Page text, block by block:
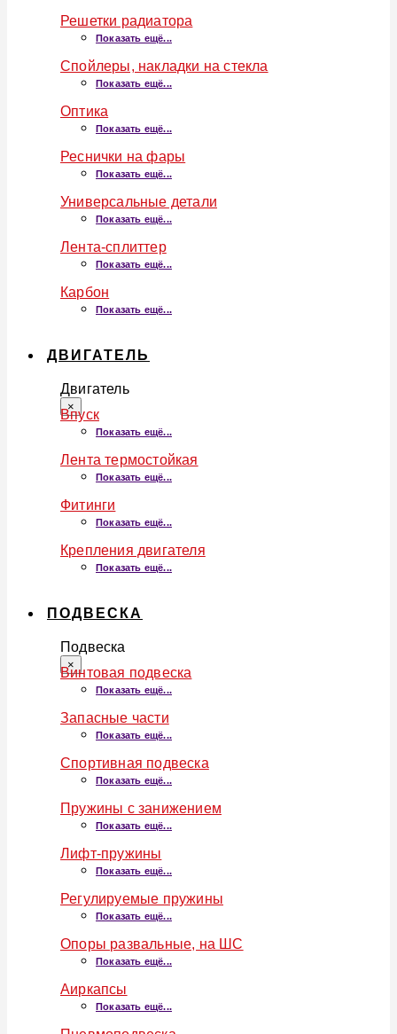
Решетки радиатора
Показать ещё...
Спойлеры, накладки на стекла
Показать ещё...
Оптика
Показать ещё...
Реснички на фары
Показать ещё...
Универсальные детали
Показать ещё...
Лента-сплиттер
Показать ещё...
Карбон
Показать ещё...
ДВИГАТЕЛЬ
Двигатель
×
Впуск
Показать ещё...
Лента термостойкая
Показать ещё...
Фитинги
Показать ещё...
Крепления двигателя
Показать ещё...
ПОДВЕСКА
Подвеска
×
Винтовая подвеска
Показать ещё...
Запасные части
Показать ещё...
Спортивная подвеска
Показать ещё...
Пружины с занижением
Показать ещё...
Лифт-пружины
Показать ещё...
Регулируемые пружины
Показать ещё...
Опоры развальные, на ШС
Показать ещё...
Аиркапсы
Показать ещё...